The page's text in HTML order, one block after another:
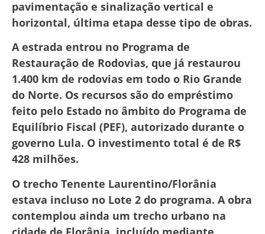
pavimentação e sinalização vertical e
horizontal, última etapa desse tipo de obras.
A estrada entrou no Programa de
Restauração de Rodovias, que já restaurou
1.400 km de rodovias em todo o Rio Grande
do Norte. Os recursos são do empréstimo
feito pelo Estado no âmbito do Programa de
Equilíbrio Fiscal (PEF), autorizado durante o
governo Lula. O investimento total é de R$
428 milhões.
O trecho Tenente Laurentino/Florânia
estava incluso no Lote 2 do programa. A obra
contemplou ainda um trecho urbano na